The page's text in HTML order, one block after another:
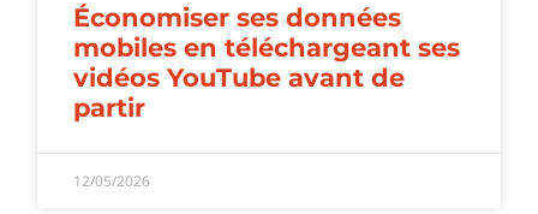
Économiser ses données
mobiles en téléchargeant ses
vidéos YouTube avant de
partir
12/05/2026